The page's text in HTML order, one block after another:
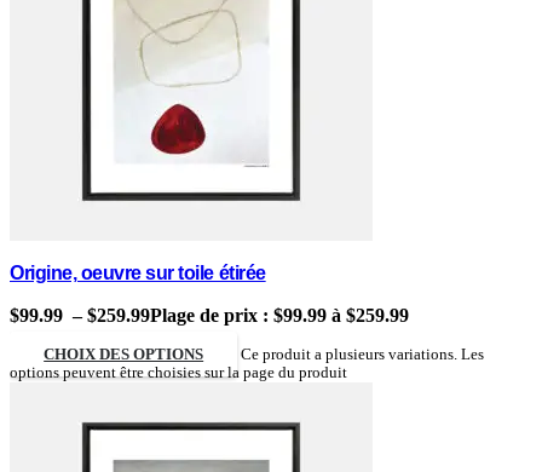
Origine, oeuvre sur toile étirée
$99.99 – $259.99Plage de prix : $99.99 à $259.99
CHOIX DES OPTIONS
Ce produit a plusieurs variations. Les
options peuvent être choisies sur la page du produit